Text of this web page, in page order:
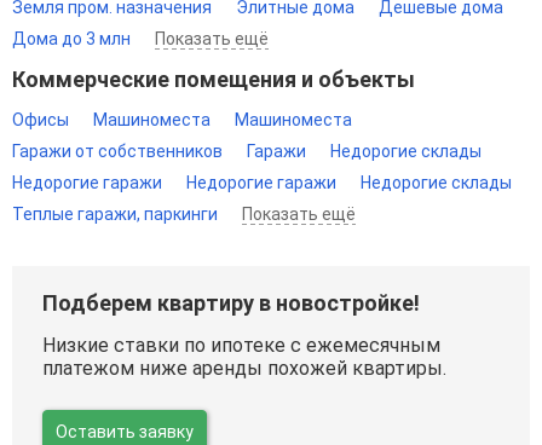
Земля пром. назначения
Элитные дома
Дешевые дома
Дома до 3 млн
Показать ещё
Коммерческие помещения и объекты
Офисы Машиноместа
Машиноместа
Гаражи от собственников
Гаражи
Недорогие склады
Недорогие гаражи
Недорогие гаражи
Недорогие склады
Теплые гаражи, паркинги
Показать ещё
Подберем квартиру в новостройке!
Низкие ставки по ипотеке с ежемесячным
платежом ниже аренды похожей квартиры.
Оставить заявку